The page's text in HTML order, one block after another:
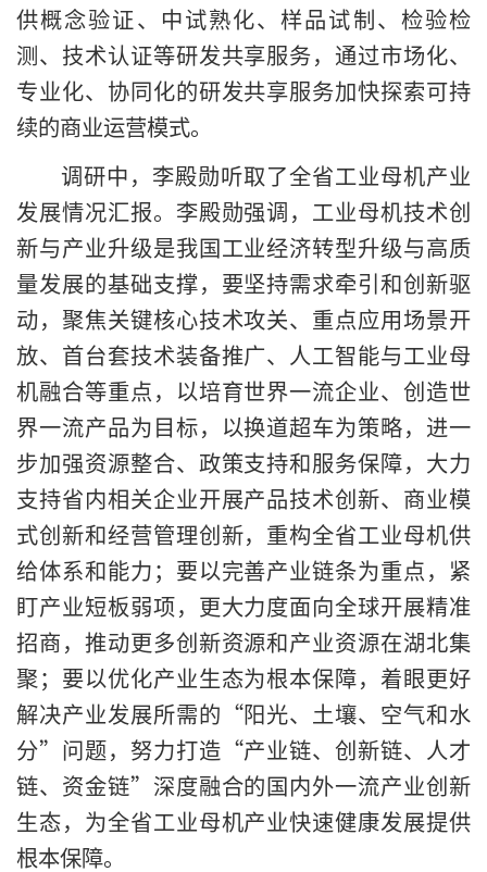
供概念验证、中试熟化、样品试制、检验检
测、技术认证等研发共享服务，通过市场化、
专业化、协同化的研发共享服务加快探索可持
续的商业运营模式。
调研中，李殿勋听取了全省工业母机产业
发展情况汇报。 李殿勋强调， 工业母机技术创
新与产业升级是我国工业经济转型升级与高质
量发展的基础支撑，要坚持需求牵引和创新驱
动，聚焦关键核心技术攻关、重点应用场景开
放、首台套技术装备推广、人工智能与工业母
机融合等重点，以培育世界一流企业、创造世
界一流产品为目标，以换道超车为策略，进一
步加强资源整合、政策支持和服务保障，大力
支持省内相关企业开展产品技术创新、商业模
式创新和经营管理创新，重构全省工业母机供
给体系和能力；要以完善产业链条为重点，紧
盯产业短板弱项，更大力度面向全球开展精准
招商，推动更多创新资源和产业资源在湖北集
聚；要以优化产业生态为根本保障，着眼更好
解决产业发展所需的“阳光、土壤、空气和水
分”问题，努力打造“产业链、创新链、人才
链、资金链”深度融合的国内外一流产业创新
生态，为全省工业母机产业快速健康发展提供
根本保障。